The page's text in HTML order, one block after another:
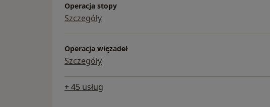
Operacja stopy
Szczegóły
Operacja więzadeł
Szczegóły
+ 45 usług